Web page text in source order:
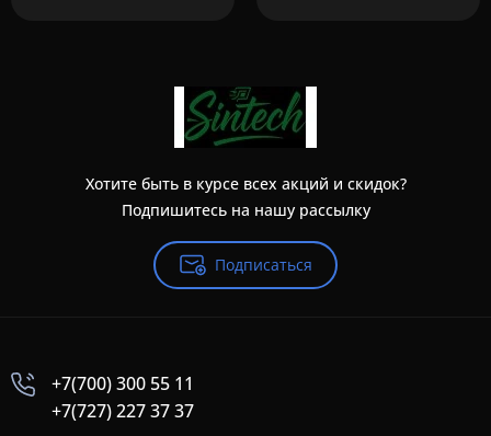
Хотите быть в курсе всех акций и скидок?
Подпишитесь на нашу рассылку
Подписаться
+7(700) 300 55 11
+7(727) 227 37 37